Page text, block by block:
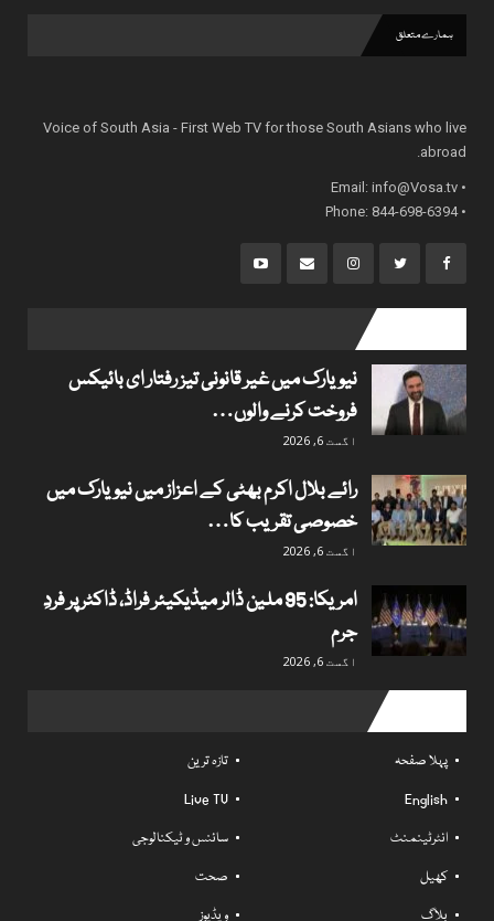
ہمارے متعلق
Voice of South Asia - First Web TV for those South Asians who live
abroad.
• Email:
info@Vosa.tv
• Phone: 844-698-6394
نیویارک میں غیر قانونی تیز رفتار ای بائیکس
فروخت کرنے والوں…
اگست 6, 2026
رائے بلال اکرم بھٹی کے اعزاز میں نیویارک میں
خصوصی تقریب کا…
اگست 6, 2026
امریکا: 95 ملین ڈالر میڈیکیئر فراڈ، ڈاکٹر پر فردِ
جرم
اگست 6, 2026
پہلا صفحہ
تازہ ترین
English
Live TV
انٹرٹینمنٹ
سائنس و ٹیکنالوجی
کھیل
صحت
بلاگ
ویڈیوز